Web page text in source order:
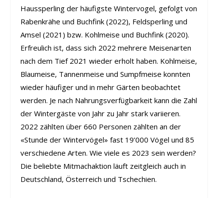
Haussperling der häufigste Wintervogel, gefolgt von
Rabenkrähe und Buchfink (2022), Feldsperling und
Amsel (2021) bzw. Kohlmeise und Buchfink (2020).
Erfreulich ist, dass sich 2022 mehrere Meisenarten
nach dem Tief 2021 wieder erholt haben. Kohlmeise,
Blaumeise, Tannenmeise und Sumpfmeise konnten
wieder häufiger und in mehr Gärten beobachtet
werden. Je nach Nahrungsverfügbarkeit kann die Zahl
der Wintergäste von Jahr zu Jahr stark variieren.
2022 zählten über 660 Personen zählten an der
«Stunde der Wintervögel» fast 19’000 Vögel und 85
verschiedene Arten. Wie viele es 2023 sein werden?
Die beliebte Mitmachaktion läuft zeitgleich auch in
Deutschland, Österreich und Tschechien.